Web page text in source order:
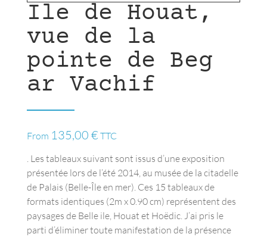
Ile de Houat,
vue de la
pointe de Beg
ar Vachif
From 135,00 € TTC
. Les tableaux suivant sont issus d’une exposition
présentée lors de l’été 2014, au musée de la citadelle
de Palais (Belle-Île en mer). Ces 15 tableaux de
formats identiques (2m x 0.90 cm) représentent des
paysages de Belle ile, Houat et Hoëdic. J’ai pris le
parti d’éliminer toute manifestation de la présence